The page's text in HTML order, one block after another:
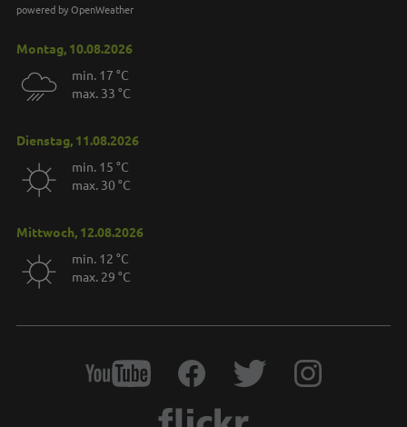
powered by OpenWeather
Montag, 10.08.2026
min. 17 °C
max. 33 °C
Dienstag, 11.08.2026
min. 15 °C
max. 30 °C
Mittwoch, 12.08.2026
min. 12 °C
max. 29 °C